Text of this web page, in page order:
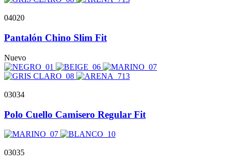
04020
Pantalón Chino Slim Fit
Nuevo
03034
Polo Cuello Camisero Regular Fit
03035